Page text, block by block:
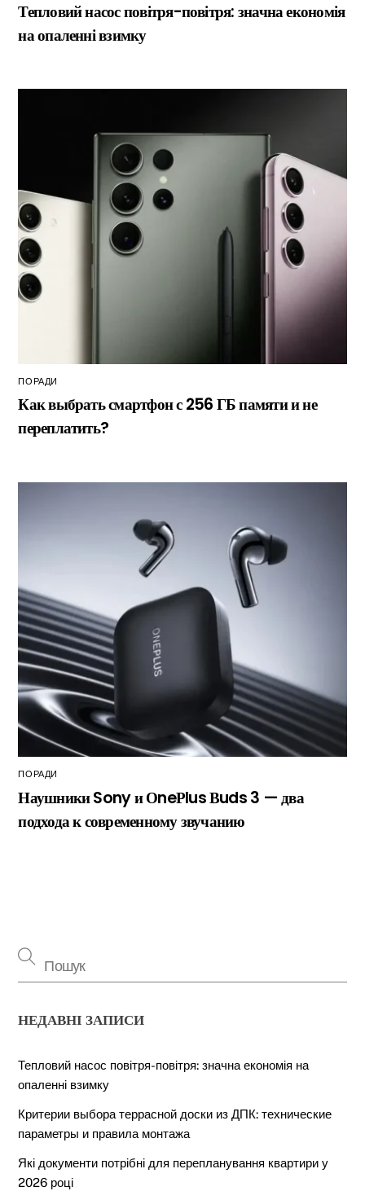
Тепловий насос повітря-повітря: значна економія
на опаленні взимку
ПОРАДИ
Как выбрать смартфон с 256 ГБ памяти и не
переплатить?
ПОРАДИ
Наушники Sony и ОneРlus Вuds 3 — два
подхода к современному звучанию
НЕДАВНІ ЗАПИСИ
Тепловий насос повітря-повітря: значна економія на
опаленні взимку
Критерии выбора террасной доски из ДПК: технические
параметры и правила монтажа
Які документи потрібні для перепланування квартири у
2026 році